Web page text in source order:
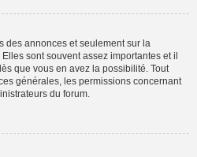
des annonces et seulement sur la
sont souvent assez importantes et il
que vous en avez la possibilité. Tout
générales, les permissions concernant
du forum.